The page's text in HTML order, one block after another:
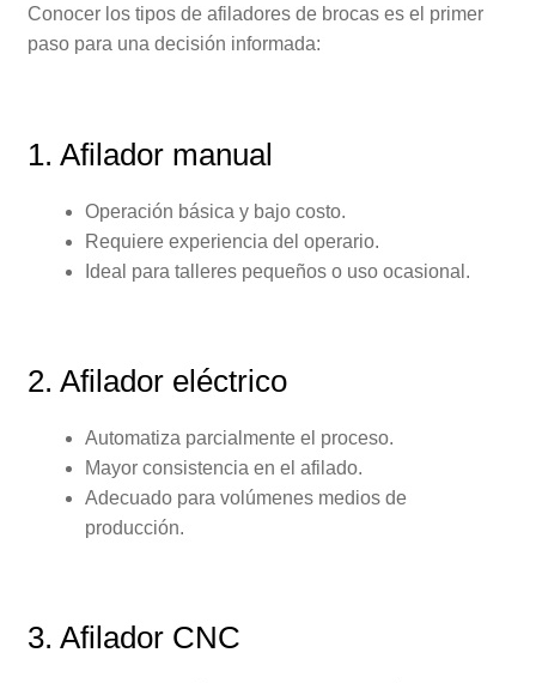
Conocer los tipos de afiladores de brocas es el primer
paso para una decisión informada:
1. Afilador manual
Operación básica y bajo costo.
Requiere experiencia del operario.
Ideal para talleres pequeños o uso ocasional.
2. Afilador eléctrico
Automatiza parcialmente el proceso.
Mayor consistencia en el afilado.
Adecuado para volúmenes medios de
producción.
3. Afilador CNC